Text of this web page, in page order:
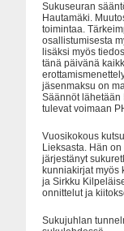
Sukuseuran
Hautamäki.
toimintaa.
osallistumisesta
lisäksi myös
tänä päivänä
jäsenmaksu on
Säännöt lähetään
tulevat voimaan
Vuosikokous
Lieksasta. Hän
järjestänyt
kunniakirjat myös
ja Sirkku
onnittelut ja
Sukujuhlan